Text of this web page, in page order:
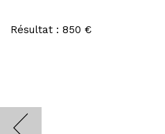
Résultat : 850 €